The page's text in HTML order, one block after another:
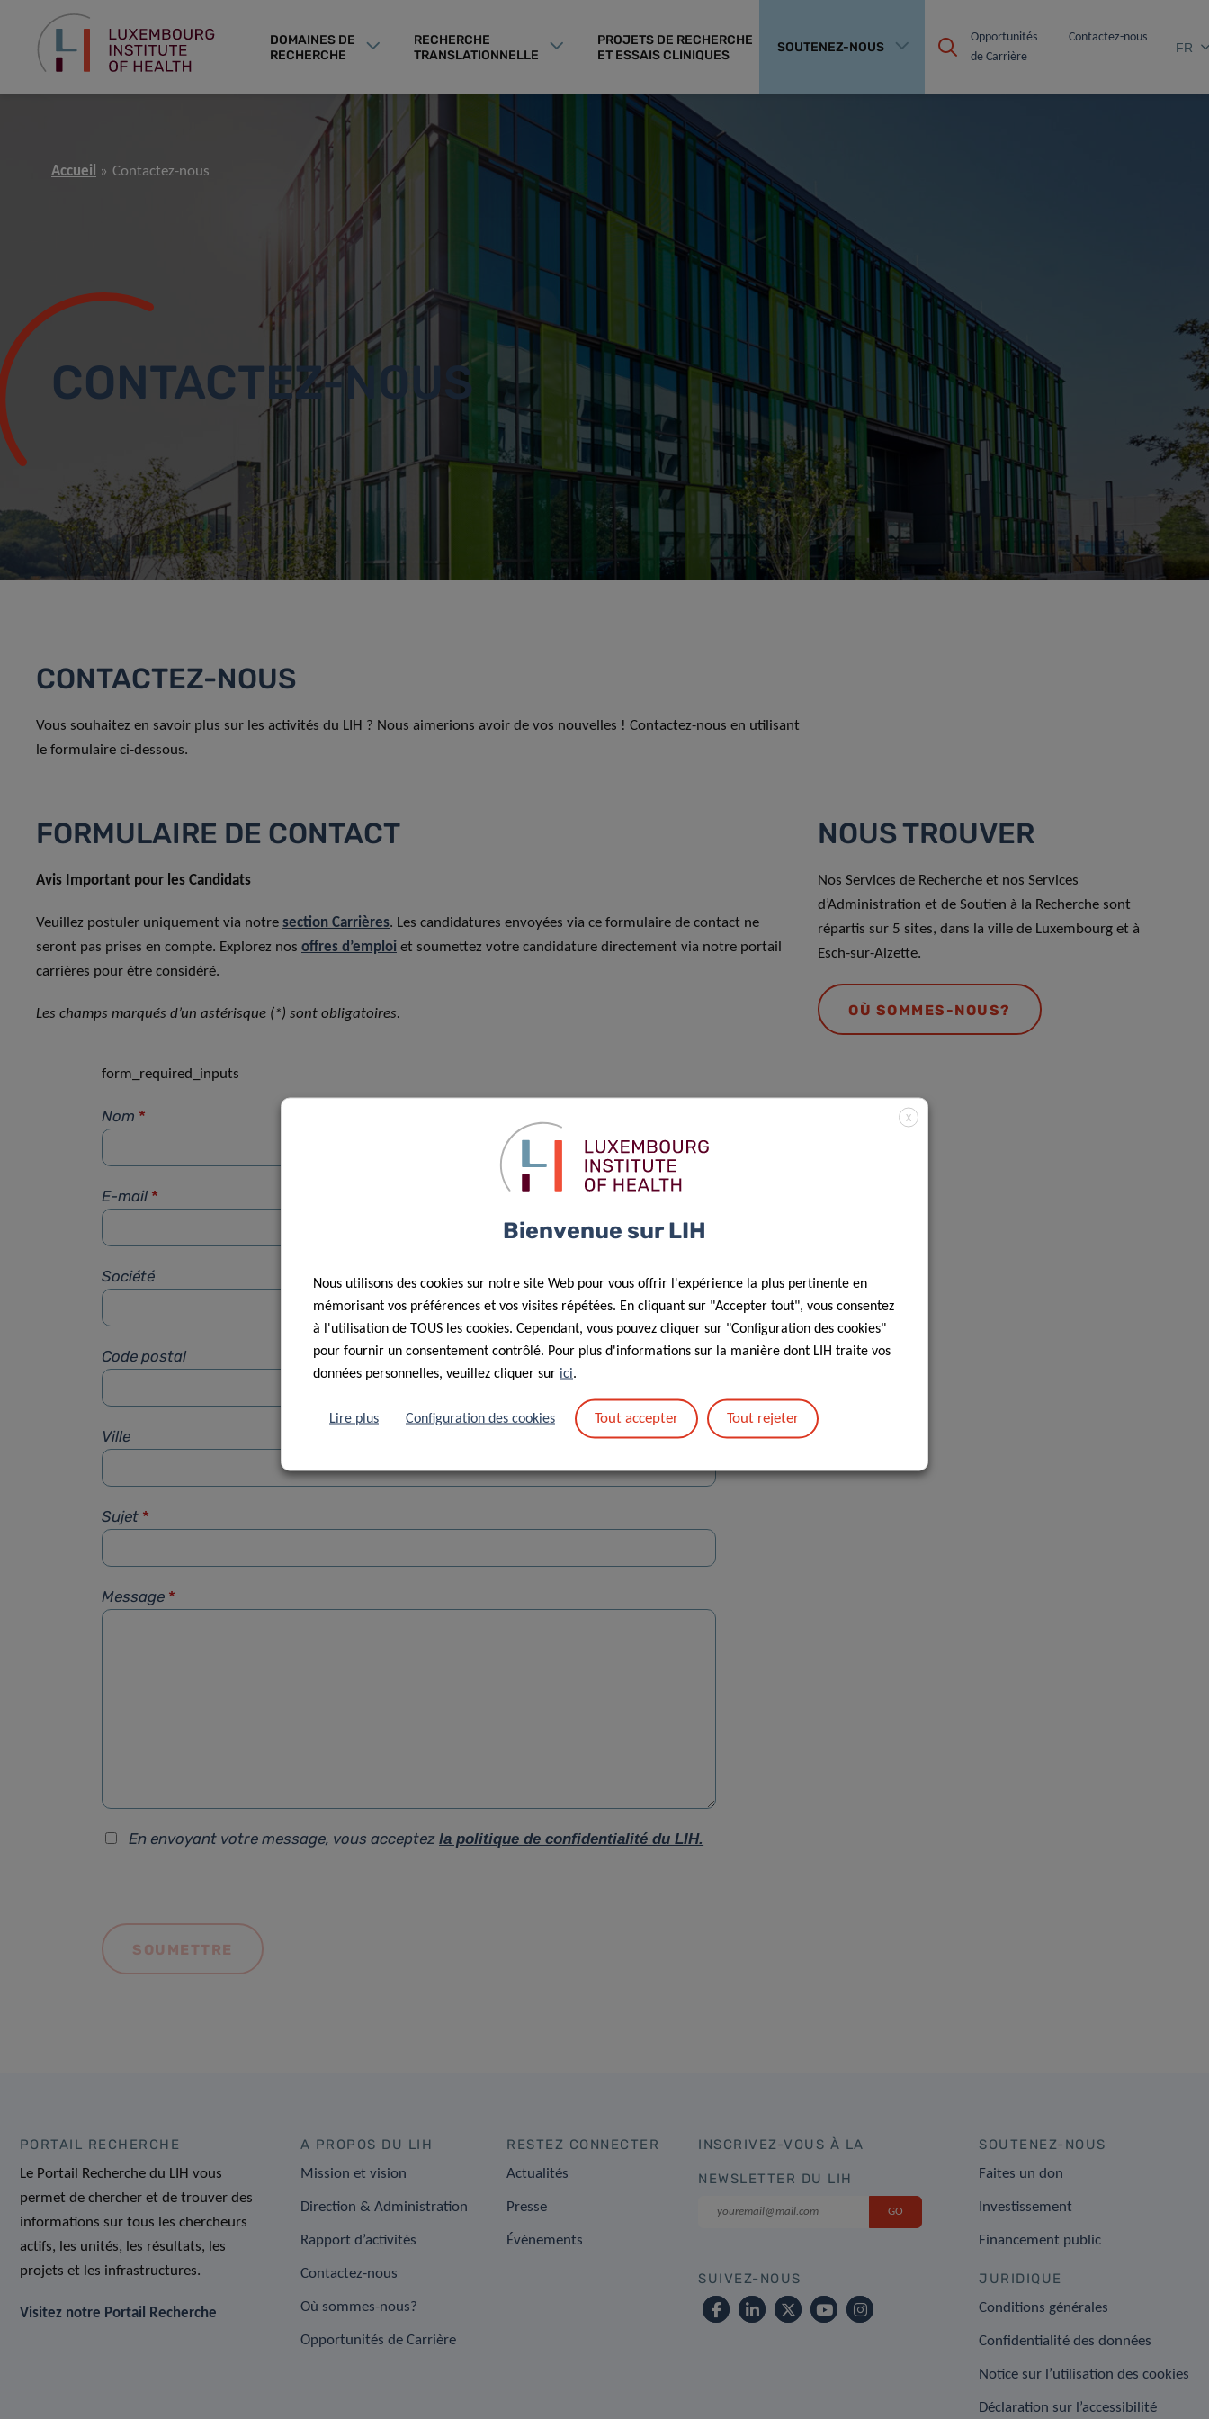
DOMAINES DE
RECHERCHE
RECHERCHE
TRANSLATIONNELLE
PROJETS DE RECHERCHE
ET ESSAIS CLINIQUES
SOUTENEZ-NOUS
Opportunités
de Carrière
Contactez-nous
FR
Accueil Contactez-nous
CONTACTEZ-NOUS
CONTACTEZ-NOUS
Vous souhaitez en savoir plus sur les activités du LIH ? Nous aimerions avoir de vos nouvelles ! Contactez-nous en utilisant
le formulaire ci-dessous.
FORMULAIRE DE CONTACT
Avis Important pour les Candidats
Veuillez postuler uniquement via notre section Carrières. Les candidatures envoyées via ce formulaire de contact ne
seront pas prises en compte. Explorez nos offres d’emploi et soumettez votre candidature directement via notre portail
carrières pour être considéré.
Les champs marqués d’un astérisque (*) sont obligatoires.
form_required_inputs
Nom *
E-mail *
Société
Code postal Rue
Ville
Sujet *
Message *
En envoyant votre message, vous acceptezla politique de confidentialité du LIH.
NOUS TROUVER
Nos Services de Recherche et nos Services
d’Administration et de Soutien à la Recherche sont
répartis sur 5 sites, dans la ville de Luxembourg et à
Esch-sur-Alzette.
OÙ SOMMES-NOUS?
PORTAIL RECHERCHE
Le Portail Recherche du LIH vous
permet de chercher et de trouver des
informations sur tous les chercheurs
actifs, les unités, les résultats, les
projets et les infrastructures.
Visitez notre Portail Recherche
A PROPOS DU LIH
Mission et vision
Direction & Administration
Rapport d’activités
Contactez-nous
Où sommes-nous?
Opportunités de Carrière
RESTEZ CONNECTER
Actualités
Presse
Événements
INSCRIVEZ-VOUS À LA
NEWSLETTER DU LIH
SUIVEZ-NOUS
SOUTENEZ-NOUS
Faites un don
Investissement
Financement public
JURIDIQUE
Conditions générales
Confidentialité des données
Notice sur l’utilisation des cookies
Déclaration sur l’accessibilité
X
Bienvenue sur LIH
Nous utilisons des cookies sur notre site Web pour vous offrir l'expérience la plus pertinente en
mémorisant vos préférences et vos visites répétées. En cliquant sur "Accepter tout", vous consentez
à l'utilisation de TOUS les cookies. Cependant, vous pouvez cliquer sur "Configuration des cookies"
pour fournir un consentement contrôlé. Pour plus d'informations sur la manière dont LIH traite vos
données personnelles, veuillez cliquer sur ici.
Lire plus Configuration des cookies Tout accepter Tout rejeter